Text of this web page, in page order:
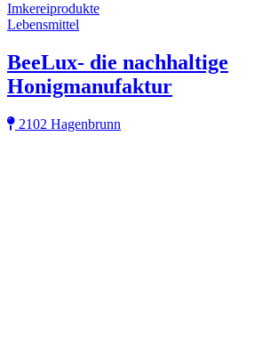
Imkereiprodukte
Lebensmittel
BeeLux- die nachhaltige
Honigmanufaktur
2102 Hagenbrunn